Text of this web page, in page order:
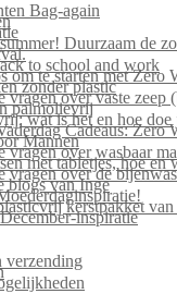
Bag-again
Duurzaam de
to school and work
om te starten met Zero
zonder plastic
vragen over vaste zeep
palmolievrij
wat is het en hoe doe
Cadeaus: Zero
Mannen
vragen over wasbaar
met tabletjes, hoe en
vragen over de
blogs van Inge
kerstpakket van
inspiratie
verzending